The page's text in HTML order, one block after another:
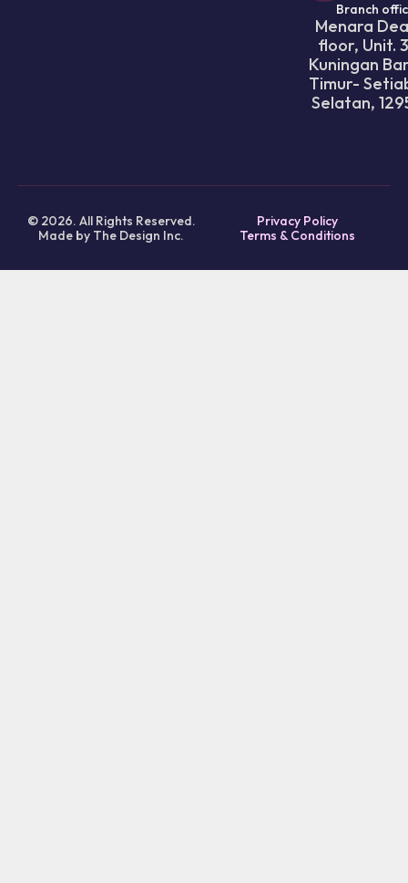
Branch
Menara
floor, Unit.
Kuningan
Timur-
Selatan,
© 2026. All Rights Reserved.
Made by The Design Inc.
Privacy Policy
Terms & Conditions